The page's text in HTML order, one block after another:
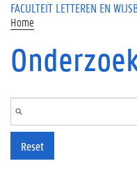
FACULTEIT LETTEREN EN
Home
Reset